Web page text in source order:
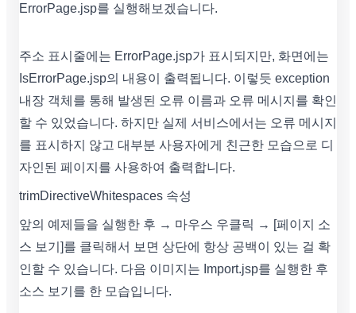
ErrorPage.jsp를 실행해보겠습니다.
주소 표시줄에는 ErrorPage.jsp가 표시되지만, 화면에는
IsErrorPage.jsp의 내용이 출력됩니다. 이렇듯 exception
내장 객체를 통해 발생된 오류 이름과 오류 메시지를 확인
할 수 있었습니다. 하지만 실제 서비스에서는 오류 메시지
를 표시하지 않고 대부분 사용자에게 친근한 모습으로 디
자인된 페이지를 사용하여 출력합니다.
trimDirectiveWhitespaces 속성
앞의 예제들을 실행한 후 → 마우스 우클릭 → [페이지 소
스 보기]를 클릭해서 보면 상단에 항상 공백이 있는 걸 확
인할 수 있습니다. 다음 이미지는 Import.jsp를 실행한 후
소스 보기를 한 모습입니다.